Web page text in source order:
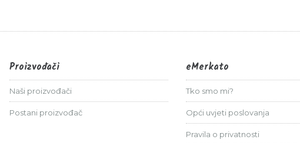
Proizvođači
Naši proizvođači
Postani proizvođač
eMerkato
Tko smo mi?
Opći uvjeti poslovanja
Pravila o privatnosti